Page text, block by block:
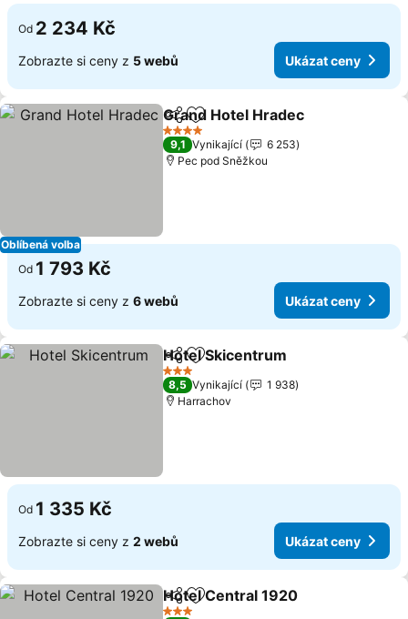
Od 2 234 Kč
Zobrazte si ceny z 5 webů Ukázat ceny
Oblíbená volba
SdíletPřidat na seznam oblíbených
Grand Hotel Hradec
4 Počet hvězdiček
9,1 Vynikající
6 253
Pec pod Sněžkou
Od 1 793 Kč
Zobrazte si ceny z 6 webů Ukázat ceny
SdíletPřidat na seznam oblíbených
Hotel Skicentrum
3 Počet hvězdiček
8,5 Vynikající
1 938
Harrachov
Od 1 335 Kč
Zobrazte si ceny z 2 webů Ukázat ceny
SdíletPřidat na seznam oblíbených
Hotel Central 1920